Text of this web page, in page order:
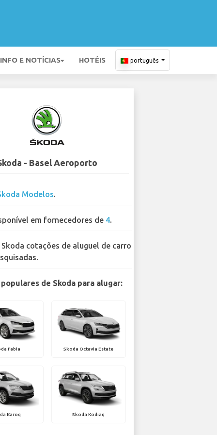
INFO E NOTÍCIAS HOTÉIS português
- Basel Aeroporto
Modelos.
em fornecedores de 4.
Skoda cotações de aluguel de carro
de Skoda para alugar:
Fabia Skoda Octavia Estate
Karoq Skoda Kodiaq